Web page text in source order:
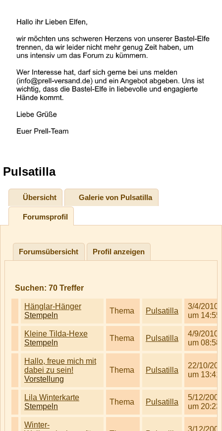
Pulsatilla
Übersicht Galerie von Pulsatilla
Forumsprofil
Forumsübersicht Profil anzeigen
Suchen: 70 Treffer
Hänglar-Hänger
Stempeln
Thema Pulsatilla
3/4/2010
um 14:55
Kleine Tilda-Hexe
Stempeln
Thema Pulsatilla
4/9/2010
um 08:58
Hallo, freue mich mit
dabei zu sein!
Vorstellung
Thema Pulsatilla
22/10/
um 13:41
Lila Winterkarte
Stempeln
Thema Pulsatilla
5/12/
um 20:23
Winter-
3/12/